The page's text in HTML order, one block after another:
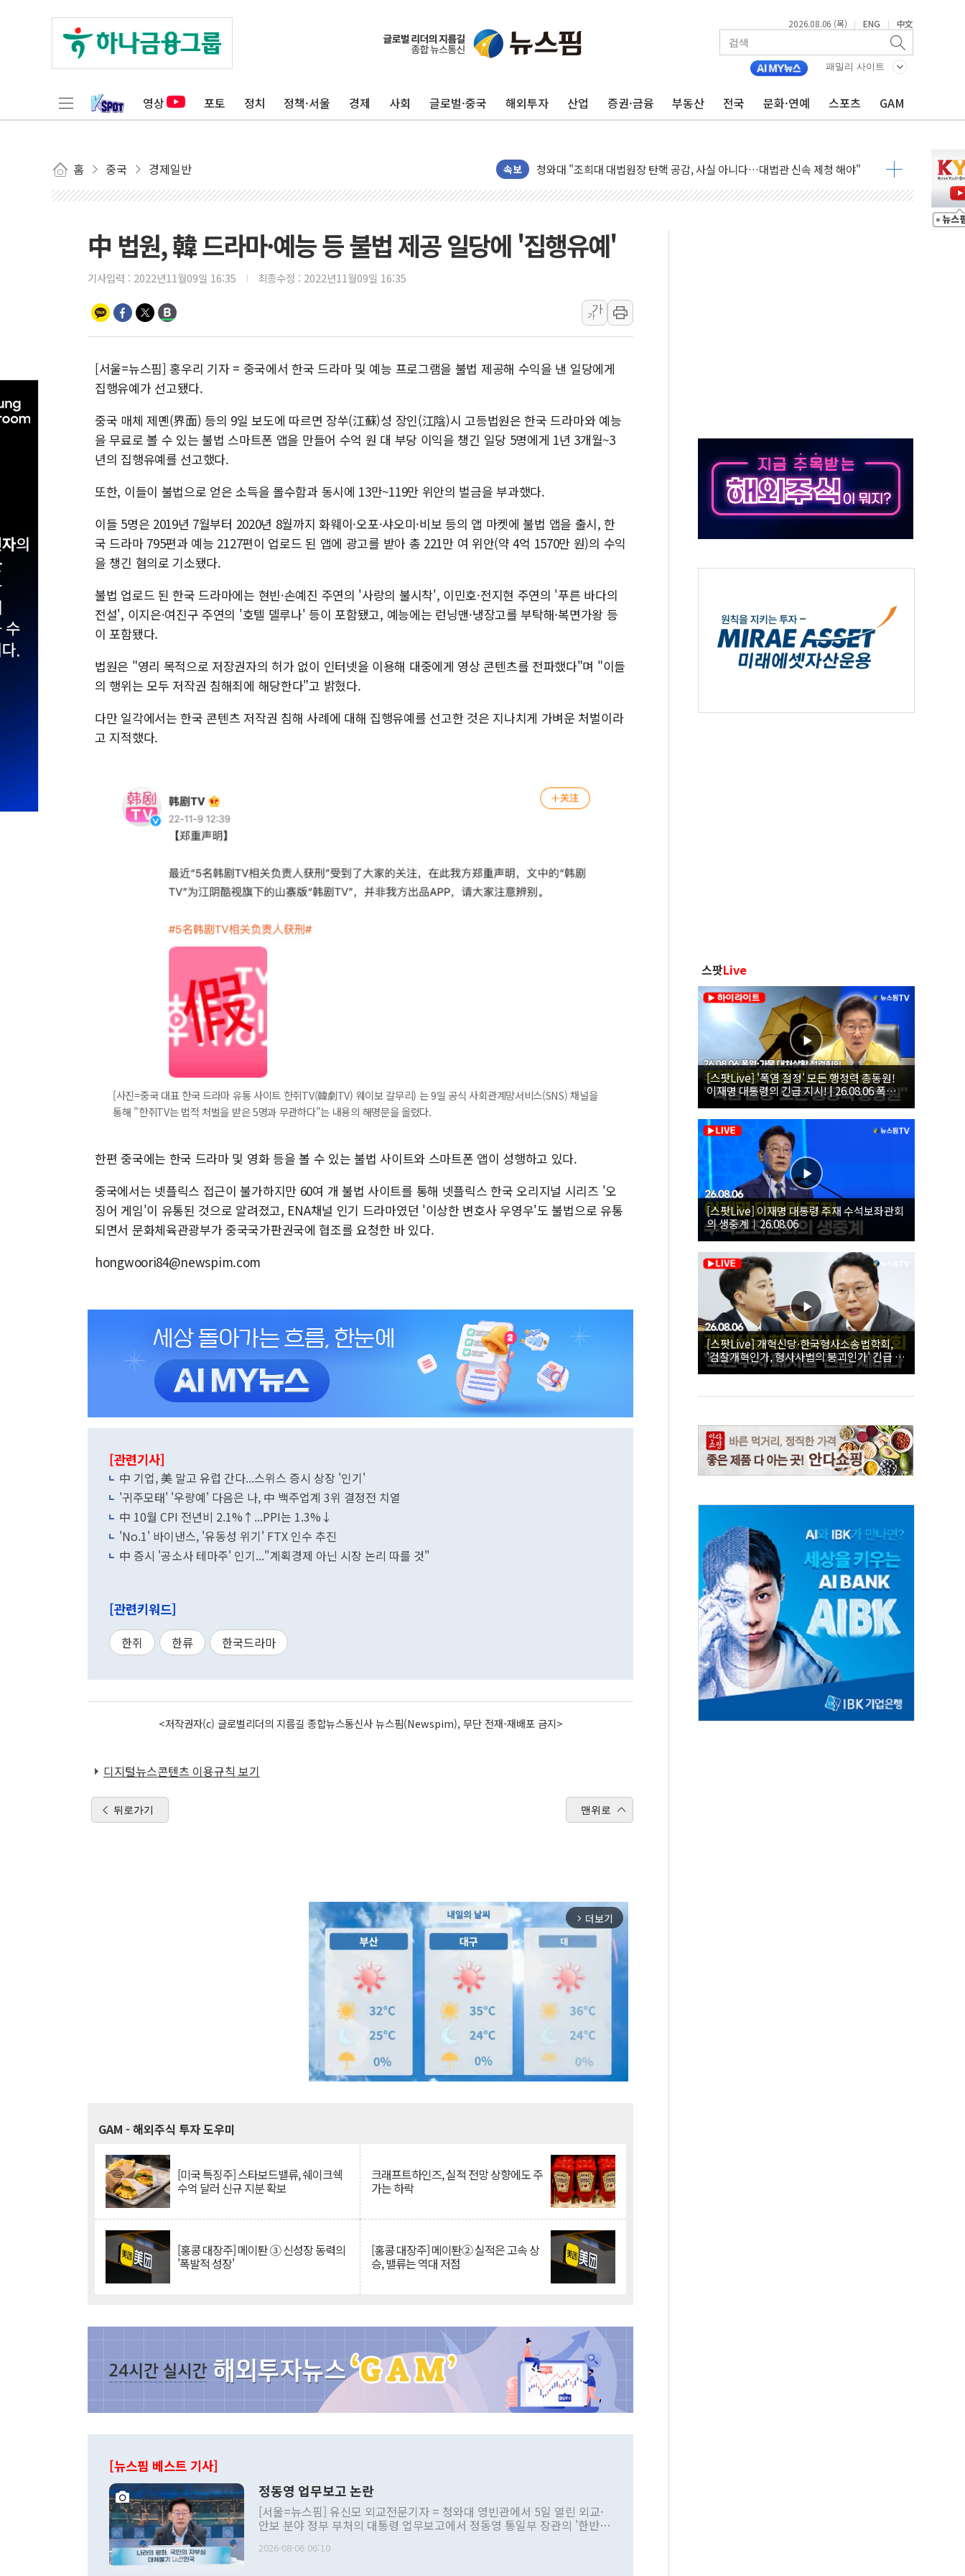
2026.08.06 (목) | ENG | 中文
패밀리 사이트
영상 포토 정치 정책·서울 경제 사회 글로벌·중국 해외투자 산업 증권·금융 부동산 전국 문화·연예 스포츠 GAM
홈 중국 경제일반 속보
李대통령 "기후재난 뉴노멀…주거·전력 인프라 개선 예산 반영 검토"
온코닉테라퓨틱스 '자큐보', 인도 품목허가…해외 첫 허가
오세훈 '여론조사 대납' 항소심 21일 첫 공판…1심은 시장직 상실형
'檢 합수본 참여' 여부 논란...법조계 "법적근거 없어, 위법수집증거 가능성"
中 '항생제 개구리' 파장 확산, 식품안전 점검 강화
청와대 "조희대 대법원장 탄핵 공감, 사실 아니다…대법관 신속 제청 해야"
서울 최고 기온 39도 기록
李대통령 "40도 폭염, 외신에서나 보던 일"…전방위 대응 지시
컴투스, 8일부터 서머너즈 워 챔피언십 개최
제주항공, 하반기 객실승무원 공개채용
인도, 차량 간 통신시스템 장착 의무화 추진..."업계 성장 저해" 우려도
무역선부터 요트까지...관세청, 해상 마약밀수 '3중 차단'
서연컴퍼니, 시드 투자 유치…일본·동남아 사업 확대
中 법원, 韓 드라마·예능 등 불법 제공 일당에 '집행유예'
기사입력 : 2022년11월09일 16:35 최종수정 : 2022년11월09일 16:35
가
가
[서울=뉴스핌] 홍우리 기자 = 중국에서 한국 드라마 및 예능 프로그램을 불법 제공해 수익을 낸 일당에게
집행유예가 선고됐다.
중국 매체 제몐(界面) 등의 9일 보도에 따르면 장쑤(江蘇)성 장인(江陰)시 고등법원은 한국 드라마와 예능
을 무료로 볼 수 있는 불법 스마트폰 앱을 만들어 수억 원 대 부당 이익을 챙긴 일당 5명에게 1년 3개월~3
년의 집행유예를 선고했다.
또한, 이들이 불법으로 얻은 소득을 몰수함과 동시에 13만~119만 위안의 벌금을 부과했다.
이들 5명은 2019년 7월부터 2020년 8월까지 화웨이·오포·샤오미·비보 등의 앱 마켓에 불법 앱을 출시, 한
국 드라마 795편과 예능 2127편이 업로드 된 앱에 광고를 받아 총 221만 여 위안(약 4억 1570만 원)의 수익
을 챙긴 혐의로 기소됐다.
불법 업로드 된 한국 드라마에는 현빈·손예진 주연의 '사랑의 불시착', 이민호·전지현 주연의 '푸른 바다의
전설', 이지은·여진구 주연의 '호텔 델루나' 등이 포함됐고, 예능에는 런닝맨·냉장고를 부탁해·복면가왕 등
이 포함됐다.
법원은 "영리 목적으로 저장권자의 허가 없이 인터넷을 이용해 대중에게 영상 콘텐츠를 전파했다"며 "이들
의 행위는 모두 저작권 침해죄에 해당한다"고 밝혔다.
다만 일각에서는 한국 콘텐츠 저작권 침해 사례에 대해 집행유예를 선고한 것은 지나치게 가벼운 처벌이라
고 지적했다.
[사진=중국 대표 한국 드라마 유통 사이트 한쥐TV(韓劇TV) 웨이보 갈무리) 는 9일 공식 사회관계망서비스(SNS) 채널을
통해 "한쥐TV는 법적 처벌을 받은 5명과 무관하다"는 내용의 해명문을 올렸다.
한편 중국에는 한국 드라마 및 영화 등을 볼 수 있는 불법 사이트와 스마트폰 앱이 성행하고 있다.
중국에서는 넷플릭스 접근이 불가하지만 60여 개 불법 사이트를 통해 넷플릭스 한국 오리지널 시리즈 '오
징어 게임'이 유통된 것으로 알려졌고, ENA채널 인기 드라마였던 '이상한 변호사 우영우'도 불법으로 유통
되면서 문화체육관광부가 중국국가판권국에 협조를 요청한 바 있다.
hongwoori84@newspim.com
[관련기사]
中 기업, 美 말고 유럽 간다...스위스 증시 상장 '인기'
'귀주모태' '우량예' 다음은 나, 中 백주업계 3위 결정전 치열
中 10월 CPI 전년비 2.1%↑...PPI는 1.3%↓
'No.1' 바이낸스, '유동성 위기' FTX 인수 추진
中 증시 '공소사 테마주' 인기..."계획경제 아닌 시장 논리 따를 것"
[관련키워드]
한쥐 한류 한국드라마
<저작권자(c) 글로벌리더의 지름길 종합뉴스통신사 뉴스핌(Newspim), 무단 전재-재배포 금지>
디지털뉴스콘텐츠 이용규칙 보기
뒤로가기 맨위로
arrow_forward_ios 더보기
GAM - 해외주식 투자 도우미
[미국 특징주] 스타보드밸류, 쉐이크쉑
수억 달러 신규 지분 확보
크래프트하인즈, 실적 전망 상향에도 주
가는 하락
[홍콩 대장주] 메이퇀 ③ 신성장 동력의
'폭발적 성장'
[홍콩 대장주] 메이퇀② 실적은 고속 상
승, 밸류는 역대 저점
[뉴스핌 베스트 기사]
정동영 업무보고 논란
[서울=뉴스핌] 유신모 외교전문기자 = 청와대 영빈관에서 5일 열린 외교·
안보 분야 정부 부처의 대통령 업무보고에서 정동영 통일부 장관의 '한반도
발언 중에는 정부 내 조율을 거치지 않은 사안을 정책으로 추진하겠다고 공
2026-08-06 06:10
스팟Live
[스팟Live] '폭염 절정' 모든 행정력 총동원!
이재명 대통령의 긴급 지시! | 26.08.06 폭염•
가뭄 대처상황 점검회의
[스팟Live] 이재명 대통령 주재 수석보좌관회
의 생중계｜26.08.06
[스팟Live] 개혁신당·한국형사소송법학회,
'검찰개혁인가, 형사사법의 붕괴인가' 긴급 세
미나｜26.08.06